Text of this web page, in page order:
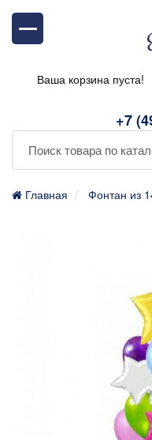
+7
Ваша корзина пуста!
Главная Фонтан из